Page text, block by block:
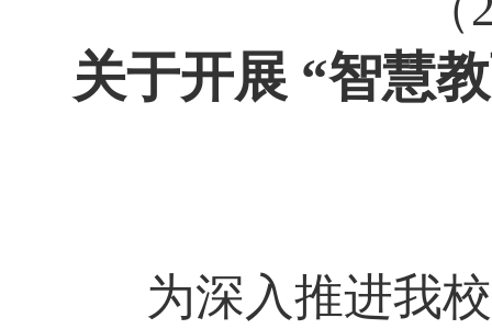
关于开展 “智慧
为深入推进我